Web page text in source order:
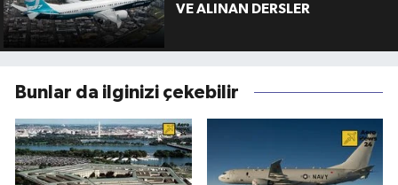
VE ALINAN DERSLER
Bunlar da ilginizi çekebilir